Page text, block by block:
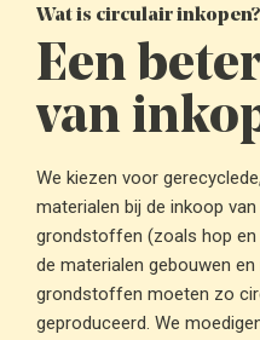
Wat is circulair inkopen?
Een
van
We kiezen voor
materialen bij de inkoop
grondstoffen (zoals hop
de materialen gebouwen
grondstoffen moeten zo
geproduceerd. We